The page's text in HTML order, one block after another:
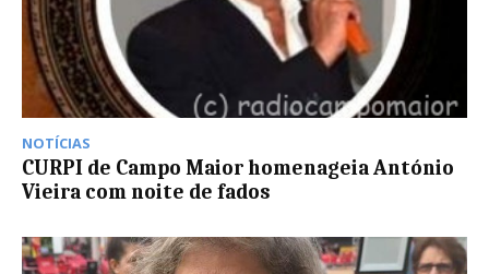
NOTÍCIAS
CURPI de Campo Maior homenageia António
Vieira com noite de fados